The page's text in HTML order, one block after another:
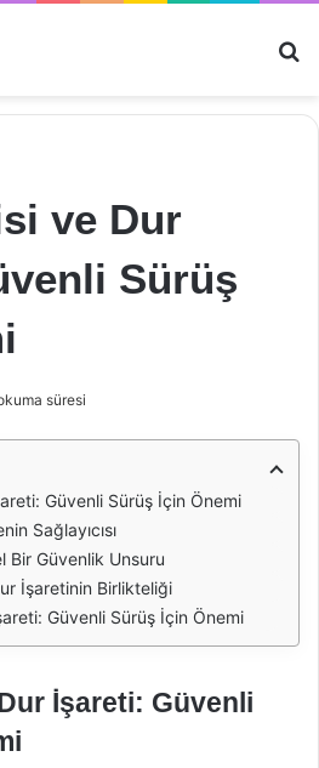
ve Dur
Sürüş
süresi
Güvenli Sürüş İçin Önemi
Sağlayıcısı
Bir Güvenlik Unsuru
İşaretinin Birlikteliği
Güvenli Sürüş İçin Önemi
İşareti: Güvenli